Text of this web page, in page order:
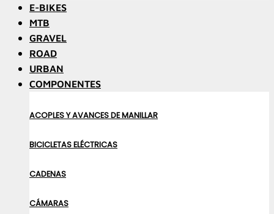
E-BIKES
MTB
GRAVEL
ROAD
URBAN
COMPONENTES
ACOPLES Y AVANCES DE MANILLAR
BICICLETAS ELÉCTRICAS
CADENAS
CÁMARAS